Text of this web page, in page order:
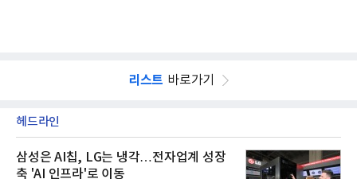
리스트 바로가기
헤드라인
삼성은 AI칩, LG는 냉각…전자업계 성장
축 'AI 인프라'로 이동